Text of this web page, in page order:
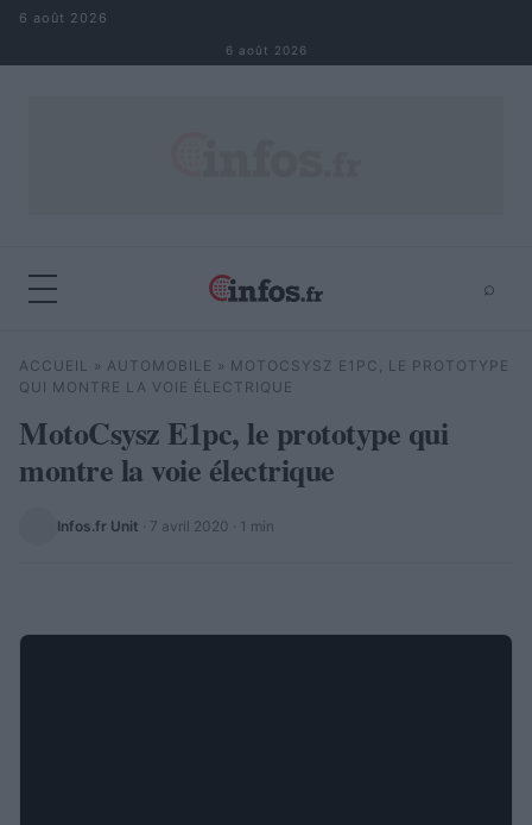
Aller au contenu
6 août 2026
6 août 2026
⌕
Rechercher ⌕ ×
ACCUEIL » AUTOMOBILE » MOTOCSYSZ E1PC, LE PROTOTYPE
QUI MONTRE LA VOIE ÉLECTRIQUE
MotoCsysz E1pc, le prototype qui
montre la voie électrique
Infos.fr Unit · 7 avril 2020 · 1 min